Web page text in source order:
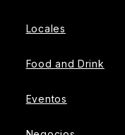
Locales
Food and Drink
Eventos